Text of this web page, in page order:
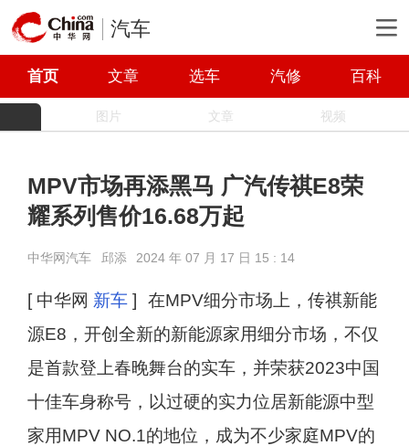
汽车
首页 文章 选车 汽修 百科
图片 文章 视频
MPV市场再添黑马 广汽传祺E8荣
耀系列售价16.68万起
中华网汽车 邱添 2024 年 07 月 17 日 15 : 14
[ 中华网 新车]
在MPV细分市场上，传祺新能
源E8，开创全新的新能源家用细分市场，不仅
是首款登上春晚舞台的实车，并荣获2023中国
十佳车身称号，以过硬的实力位居新能源中型
家用MPV NO.1的地位，成为不少家庭MPV的